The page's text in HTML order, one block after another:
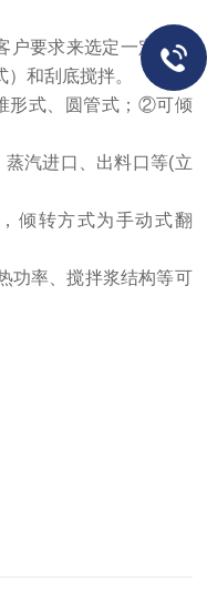
户要求来选定一定的转
式）和刮底搅拌。
形式、圆管式；②可倾
汽进口、出料口等(立
倾转方式为手动式翻
功率、搅拌浆结构等可